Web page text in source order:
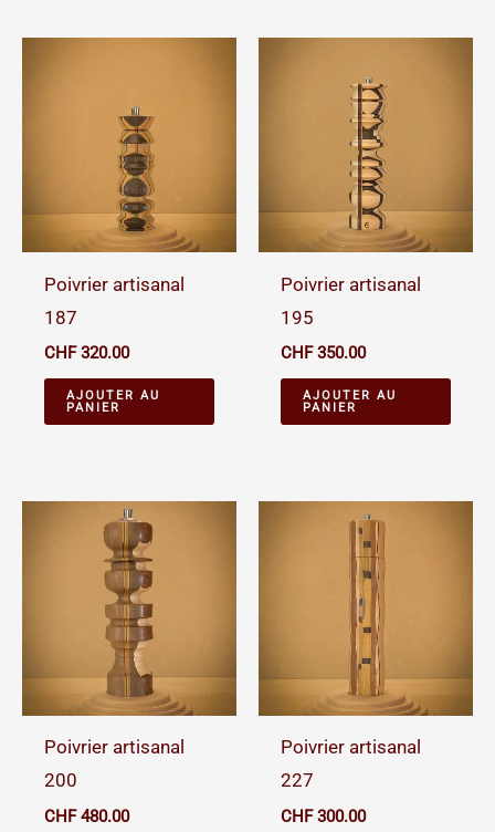
Poivrier artisanal
187
CHF320.00
AJOUTER AU
PANIER
Poivrier artisanal
195
CHF350.00
AJOUTER AU
PANIER
Poivrier artisanal
200
CHF480.00
Poivrier artisanal
227
CHF300.00